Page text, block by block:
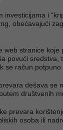
investicijama i
obećavajući
web stranice koje
povući sredstva,
se račun potpuno
dešava se
društvenih
prevara
osoba ili